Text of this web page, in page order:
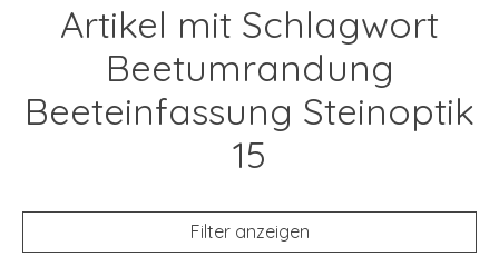
Artikel mit Schlagwort
Beetumrandung
Beeteinfassung Steinoptik
15
Filter anzeigen